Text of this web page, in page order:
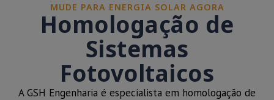
MUDE PARA ENERGIA SOLAR AGORA
Homologação de
Sistemas
Fotovoltaicos
A GSH Engenharia é especialista em homologação de